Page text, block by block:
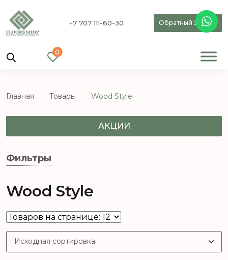
+7 707 111-60-30 Обратный звонок
0
Главная Товары Wood Style
АКЦИИ
Фильтры
Wood Style